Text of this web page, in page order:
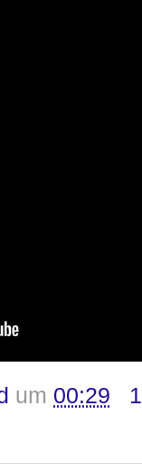
um 00:29